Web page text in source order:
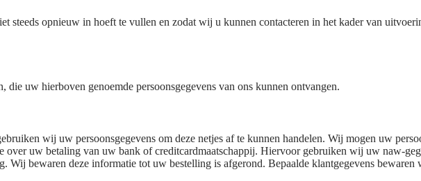
steeds opnieuw in hoeft te vullen en zodat wij u kunnen contacteren in het kader van
die uw hierboven genoemde persoonsgegevens van ons kunnen ontvangen.
wij uw persoonsgegevens om deze netjes af te kunnen handelen. Wij mogen uw
uw betaling van uw bank of creditcardmaatschappij. Hiervoor gebruiken wij uw naw-
Wij bewaren deze informatie tot uw bestelling is afgerond. Bepaalde klantgegevens